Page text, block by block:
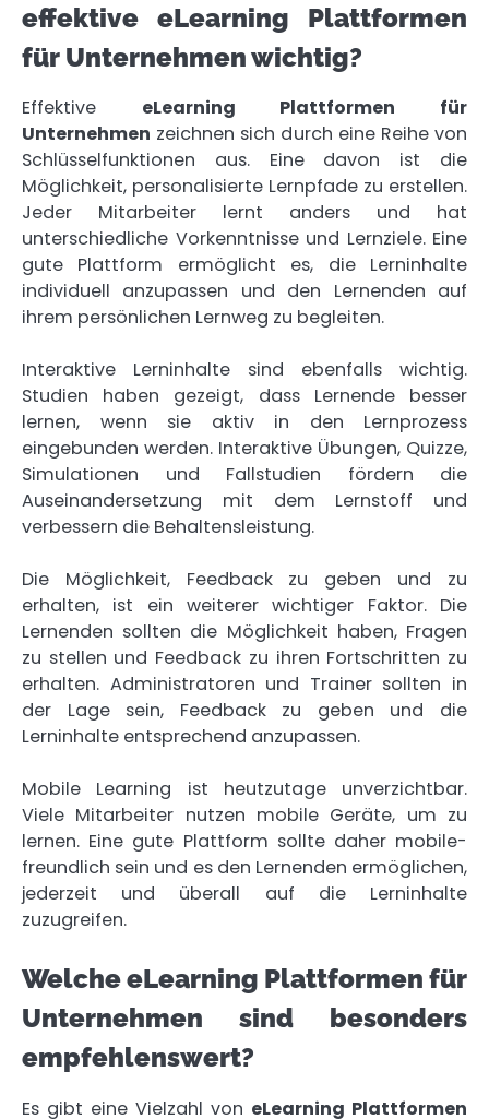
effektive eLearning Plattformen
für Unternehmen wichtig?
Effektive eLearning Plattformen für
Unternehmen zeichnen sich durch eine Reihe von
Schlüsselfunktionen aus. Eine davon ist die
Möglichkeit, personalisierte Lernpfade zu erstellen.
Jeder Mitarbeiter lernt anders und hat
unterschiedliche Vorkenntnisse und Lernziele. Eine
gute Plattform ermöglicht es, die Lerninhalte
individuell anzupassen und den Lernenden auf
ihrem persönlichen Lernweg zu begleiten.
Interaktive Lerninhalte sind ebenfalls wichtig.
Studien haben gezeigt, dass Lernende besser
lernen, wenn sie aktiv in den Lernprozess
eingebunden werden. Interaktive Übungen, Quizze,
Simulationen und Fallstudien fördern die
Auseinandersetzung mit dem Lernstoff und
verbessern die Behaltensleistung.
Die Möglichkeit, Feedback zu geben und zu
erhalten, ist ein weiterer wichtiger Faktor. Die
Lernenden sollten die Möglichkeit haben, Fragen
zu stellen und Feedback zu ihren Fortschritten zu
erhalten. Administratoren und Trainer sollten in
der Lage sein, Feedback zu geben und die
Lerninhalte entsprechend anzupassen.
Mobile Learning ist heutzutage unverzichtbar.
Viele Mitarbeiter nutzen mobile Geräte, um zu
lernen. Eine gute Plattform sollte daher mobile-
freundlich sein und es den Lernenden ermöglichen,
jederzeit und überall auf die Lerninhalte
zuzugreifen.
Welche eLearning Plattformen für
Unternehmen sind besonders
empfehlenswert?
Es gibt eine Vielzahl von eLearning Plattformen